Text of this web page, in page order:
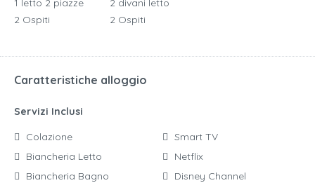
1 letto 2 piazze
2 Ospiti
2 divani letto
2 Ospiti
Caratteristiche alloggio
Servizi Inclusi
Colazione
Biancheria Letto
Biancheria Bagno
Smart TV
Netflix
Disney Channel